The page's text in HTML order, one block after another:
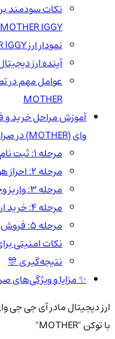
نکات سودمند
MOTHER IGGY
نمودار ارز MOTHER IGGY در صرافی کیف پول من
آینده ارز دیجیتال MOTHER IGGY
عوامل مهم در
MOTHER
آموزش مراحل خرید و
وای (MOTHER) در صرافی کیف پول من
مرحله ۱: ثبت نام در صرافی کیف پول من 💻📝
مرحله ۲: احراز هویت 🛡️🔑
مرحله ۳: واریز وجه 💰➡️🏦
مرحله ۴: خرید ارز دیجیتال MOTHER 🚀💳
مرحله ۵: فروش آنی ارز MOTHER 📉💸
نکات امنیتی
نتیجه‌گیری 🎊
✨ مزایا و ویژگی‌های
با توکن "MOTHER"